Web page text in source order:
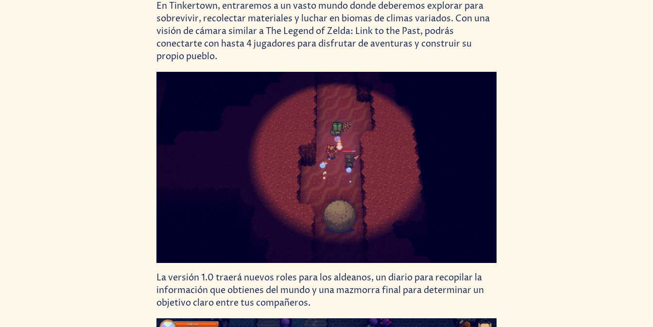
En Tinkertown, entraremos a un vasto mundo donde deberemos explorar para
sobrevivir, recolectar materiales y luchar en biomas de climas variados. Con una
visión de cámara similar a The Legend of Zelda: Link to the Past, podrás
conectarte con hasta 4 jugadores para disfrutar de aventuras y construir su
propio pueblo.
La versión 1.0 traerá nuevos roles para los aldeanos, un diario para recopilar la
información que obtienes del mundo y una mazmorra final para determinar un
objetivo claro entre tus compañeros.